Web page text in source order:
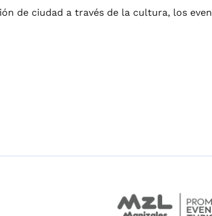
de ciudad a través de la cultura, los